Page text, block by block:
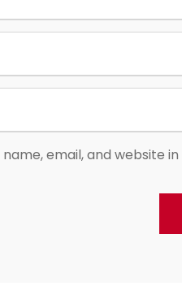
name, email, and website